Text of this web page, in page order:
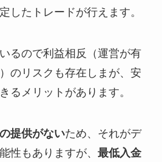
したトレードが行えます。
るので利益相反（運営が有
のリスクも存在しまが、安
るメリットがあります。
提供がないため、それがデ
性もありますが、 最低入金